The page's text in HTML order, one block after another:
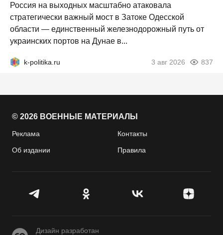
Россия на выходных масштабно атаковала
стратегически важный мост в Затоке Одесской
области — единственный железнодорожный путь от
украинских портов на Дунае в...
k-politika.ru 3 авг 2026 837
© 2026 ВОЕННЫЕ МАТЕРИАЛЫ
Реклама Контакты
Об издании Правила